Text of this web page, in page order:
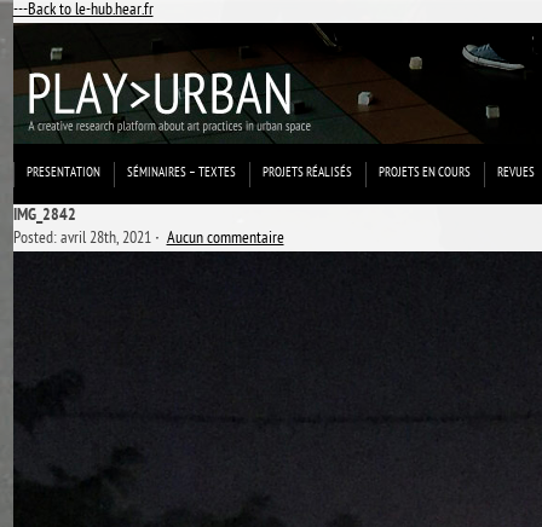
---Back to le-hub.hear.fr
PRESENTATION SÉMINAIRES – TEXTES PROJETS RÉALISÉS PROJETS EN COURS REVUES
IMG_2842
Posted: avril 28th, 2021 ˑAucun commentaire